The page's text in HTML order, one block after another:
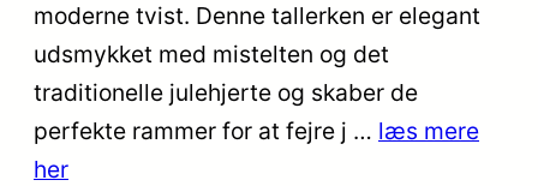
moderne tvist. Denne tallerken er elegant
udsmykket med mistelten og det
traditionelle julehjerte og skaber de
perfekte rammer for at fejre j … læs mere
her